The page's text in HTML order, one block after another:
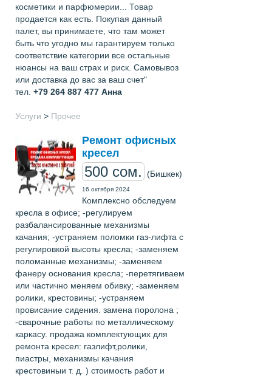
косметики и парфюмерии... Товар
продается как есть. Покупая данный
палет, вы принимаете, что там может
быть что угодно мы гарантируем только
соответствие категории все остальные
нюансы на ваш страх и риск. Самовывоз
или доставка до вас за ваш счет"
тел. +79 264 887 477 Анна
Услуги > Прочее
Ремонт офисных
кресел
500 сом. (Бишкек)
16 октября 2024
Комплексно обследуем
кресла в офисе; -регулируем
разбалансированные механизмы
качания; -устраняем поломки газ-лифта с
регулировкой высоты кресла; -заменяем
поломанные механизмы; -заменяем
фанеру основания кресла; -перетягиваем
или частично меняем обивку; -заменяем
ролики, крестовины; -устраняем
провисание сидения. замена поролона ;
-сварочные работы по металлическому
каркасу. продажа комплектующих для
ремонта кресел: газлифт,ролики,
пиастры, механизмы качания
крестовиныи т. д. ) стоимость работ и